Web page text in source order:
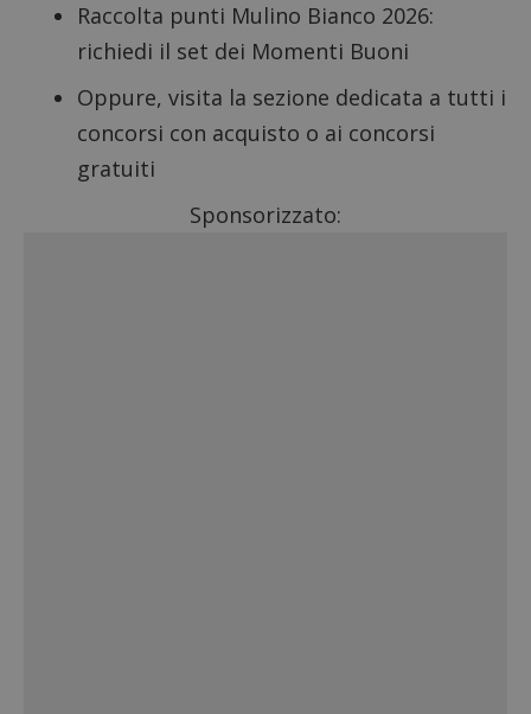
Raccolta punti Mulino Bianco 2026:
richiedi il set dei Momenti Buoni
Oppure, visita la sezione dedicata a tutti i
concorsi con acquisto o ai concorsi
gratuiti
Sponsorizzato: